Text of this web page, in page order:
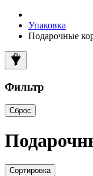
Упаковка
Подарочные
Фильтр
Сброс
Сортировка